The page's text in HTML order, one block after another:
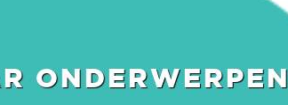
ONDERWERPEN